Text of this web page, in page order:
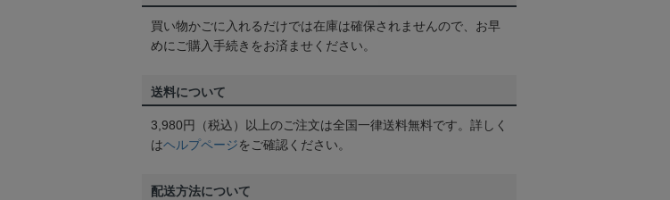
買い物かごに入れるだけでは在庫は確保されませんので、お早
めにご購入手続きをお済ませください。
送料について
3,980円（税込）以上のご注文は全国一律送料無料です。詳しく
はヘルプページをご確認ください。
配送方法について